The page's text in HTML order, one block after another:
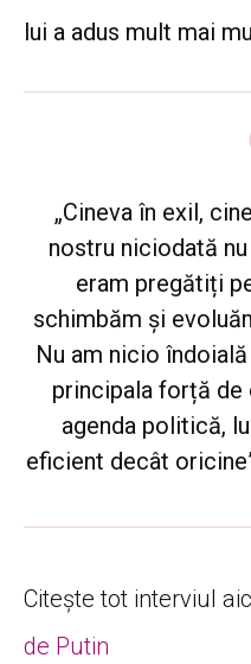
lui a adus mult mai
„Cineva în exil,
nostru niciodată
eram pregătiți
schimbăm și
Nu am nicio
principala forță
agenda politică,
eficient decât
Citește tot interviul
de Putin